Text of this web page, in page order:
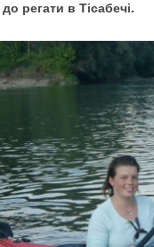
регати в Тісабечі.